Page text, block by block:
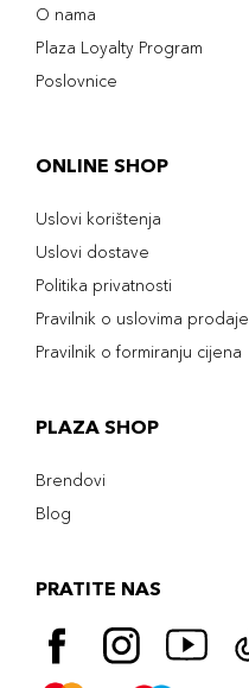
O nama
Plaza Loyalty Program
Poslovnice
ONLINE SHOP
Uslovi korištenja
Uslovi dostave
Politika privatnosti
Pravilnik o uslovima prodaje
Pravilnik o formiranju cijena
PLAZA SHOP
Brendovi
Blog
PRATITE NAS